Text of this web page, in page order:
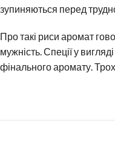
зупиняються перед
Про такі риси аромат
мужність. Спеції у
фінального аромату.